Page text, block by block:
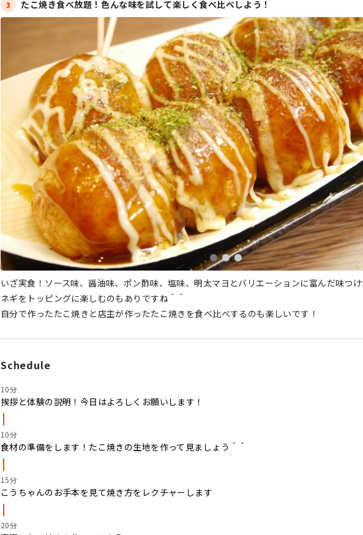
3 たこ焼き食べ放題！色んな味を試して楽しく食べ比べしよう！
いざ実食！ソース味、醤油味、ポン酢味、塩味、明太マヨとバリエーションに富んだ味つ
ネギをトッピングに楽しむのもありですね＾＾
自分で作ったたこ焼きと店主が作ったたこ焼きを食べ比べするのも楽しいです！
Schedule
10分
挨拶と体験の説明！今日はよろしくお願いします！
10分
食材の準備をします！たこ焼きの生地を作って見ましょう＾＾
15分
こうちゃんのお手本を見て焼き方をレクチャーします
20分